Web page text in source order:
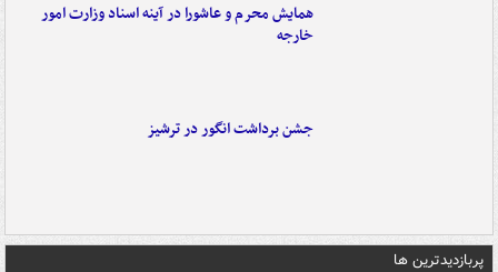
همایش محرم و عاشورا در آینه اسناد وزارت امور
خارجه
جشن برداشت انگور در ترشیز
پربازدیدترین ها